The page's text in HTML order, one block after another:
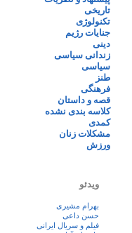
تاریخی
تکنولوژی
جنایات رژیم
دینی
زندانی سیاسی
سیاسی
طنز
فرهنگی
قصه و داستان
کلاسه بندی نشده
کمدی
مشکلات زنان
ورزش
ویدئو
بهرام مشیری
حسن داعی
فيلم و سريال ايرانی